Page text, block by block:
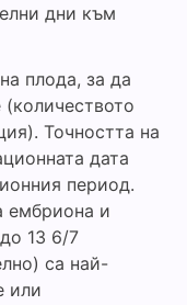
дни към
плода, за да
Точността на
дата
период.
ембриона и
13 6/7
са най-
или